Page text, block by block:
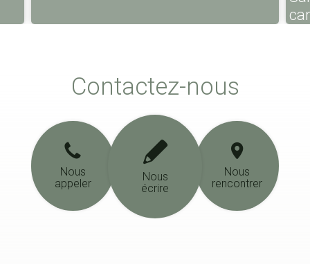
Contactez-nous
Nous
appeler
Nous
écrire
Nous
rencontrer